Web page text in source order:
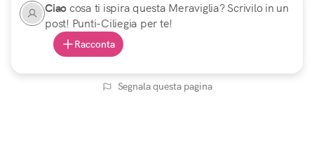
Ciaocosa ti ispira questa Meraviglia? Scrivilo in un
post! Punti-Ciliegia per te!
Racconta
Segnala questa pagina